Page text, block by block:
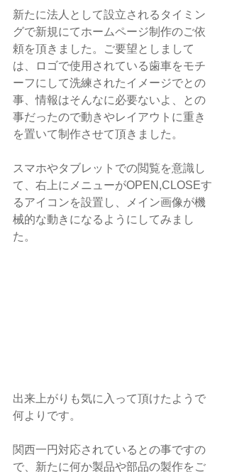
新たに法人として設立されるタイミン
グで新規にてホームページ制作のご依
頼を頂きました。ご要望としまして
は、ロゴで使用されている歯車をモチ
ーフにして洗練されたイメージでとの
事、情報はそんなに必要ないよ、との
事だったので動きやレイアウトに重き
を置いて制作させて頂きました。
スマホやタブレットでの閲覧を意識し
て、右上にメニューがOPEN,CLOSEす
るアイコンを設置し、メイン画像が機
械的な動きになるようにしてみまし
た。
出来上がりも気に入って頂けたようで
何よりです。
関西一円対応されているとの事ですの
で、新たに何か製品や部品の製作をご